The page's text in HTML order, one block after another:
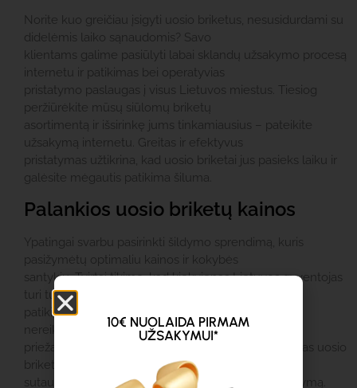
Norite kuo greičiau įsigyti uosio briketus, nesusidurdami su
didelėmis laiko sąnaudomis? Savo
klientams galime pasiūlyti labai sklandų užsakymo procesą
internetu ir patikimas bei operatyvias
pristatymo paslaugas į visus Lietuvos miestus. Tiesiog
peržiūrėkite mūsų siūlomų briketų
asortimentą ir išsirinkę jums tinkamiausius – pateikite
užsakymą internetu. Greitas ir efektyvus
pristatymas užtikrina, kad uosio briketai jus pasieks laiku ir
galėsite mėgautis patikima šiluma.
Palankios uosio briketų kainos
Ypatingai svarbu pasirinkti šildymo sprendimą, kuris
pasižymėtų optimaliu kainos ir kokybės
santykiu. Tvirtai tikime, kad kiekvienas Lietuvos gyventojas
turi turėti galimybę naudotis
patikimais ir efektyviais šildymo sprendimais, kurie
nereikalautų didelių išlaidų. Dėl šios
priežasties kiekvienam iš jūsų siūlome labai palankias uosio
briketų kainas, kurios padės
sutaupyti, kartu užtikrinant ekonomišką ir tvarų šildymą.
10€ NUOLAIDA PIRMAM
UŽSAKYMUI*